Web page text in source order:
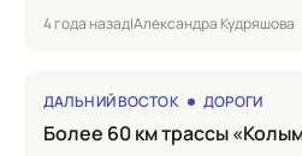
4 года назад|Александра Кудряшова
ДАЛЬНИЙ ВОСТОК ДОРОГИ
Более 60 км трассы